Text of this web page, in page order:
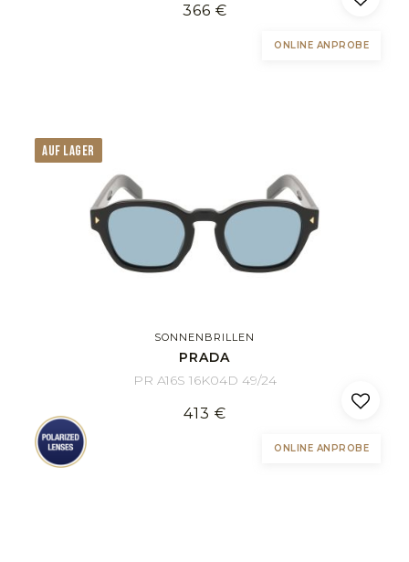
366 €
ONLINE ANPROBE
AUF LAGER
SONNENBRILLEN
PRADA
PR A16S 16K04D 49/24
413 €
ONLINE ANPROBE